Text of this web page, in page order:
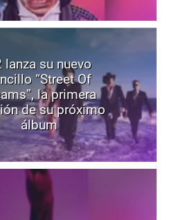
lanza su nuevo
“Street Of
la primera
de su próximo
álbum